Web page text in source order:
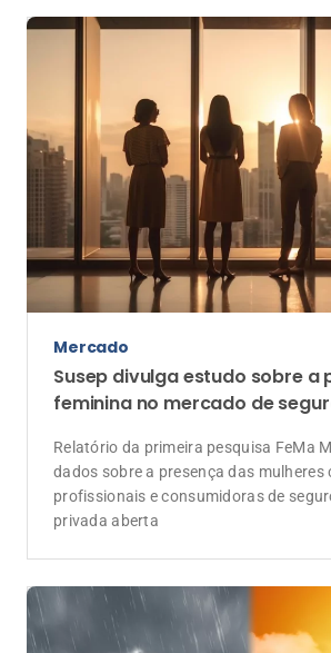
Mercado
Susep divulga estudo sobre
feminina no mercado de
Relatório da primeira pesquisa FeMa
dados sobre a presença das mulheres
profissionais e consumidoras de
privada aberta